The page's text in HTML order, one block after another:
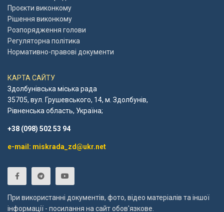
Проєкти виконкому
Рішення виконкому
Розпорядження голови
Регуляторна політика
Нормативно-правові документи
КАРТА САЙТУ
Здолбунівська міська рада
35705, вул. Грушевського, 14, м. Здолбунів,
Рівненська область, Україна;
+38 (098) 502 53 94
e-mail: miskrada_zd@ukr.net
При використанні документів, фото, відео матеріалів та іншої
інформації - посилання на сайт обов'язкове.